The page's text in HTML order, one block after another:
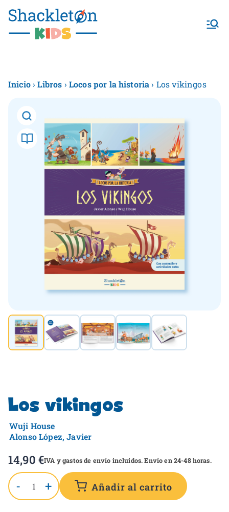
Shackletonk
Inicio›Libros › Locos por la historia › Los vikingos
Los vikingos
Wuji House
Alonso López, Javier
14,90 €IVA y gastos de envío incluidos. Envío en 24-48 horas.
- + Añadir al carrito